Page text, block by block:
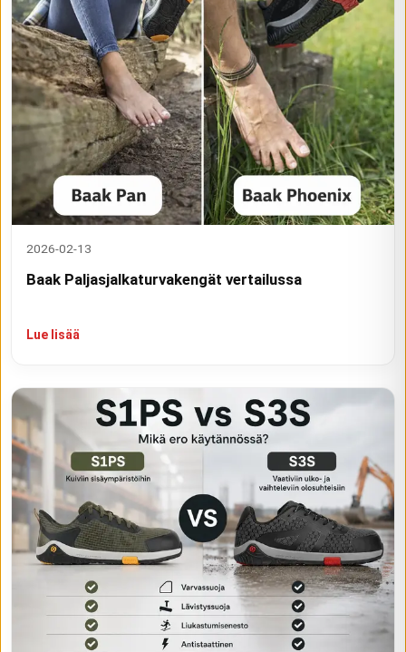
2026-02-13
Baak Paljasjalkaturvakengät vertailussa
Lue lisää